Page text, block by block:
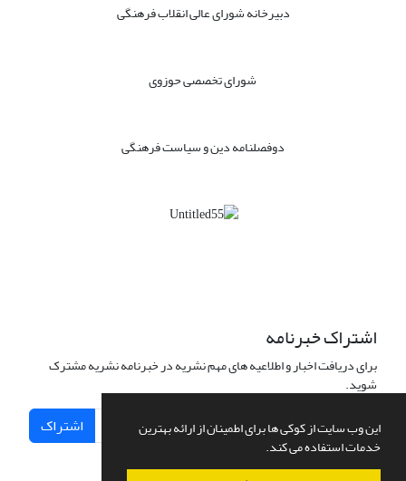
این وب سایت از کوکی ها برای اطمینان از ارائه بهترین
خدمات استفاده می کند.
دبیرخانه شورای عالی انقلاب فرهنگی
شورای تخصصی حوزوی
دوفصلنامه دین و سیاست فرهنگی
اشتراک خبرنامه
برای دریافت اخبار و اطلاعیه های مهم نشریه در خبرنامه نشریه مشترک
شوید.
اشتراک